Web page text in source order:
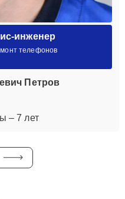
инженер
телефонов
Петров
– 7 лет